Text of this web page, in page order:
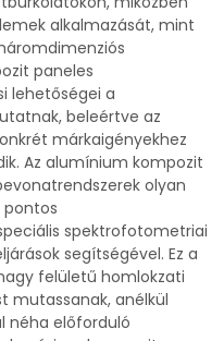
alkalmazását, mint
paneles
lehetőségei a
beleértve az
márkaigényekhez
Az alumínium kompozit
olyan
spektrofotometriai
segítségével. Ez a
felületű homlokzati
mutassanak, anélkül
néha előforduló